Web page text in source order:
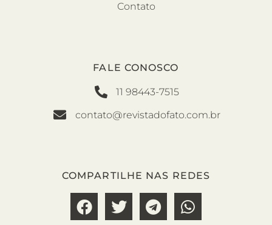
Contato
FALE CONOSCO
11 98443-7515
contato@revistadofato.com.br
COMPARTILHE NAS REDES